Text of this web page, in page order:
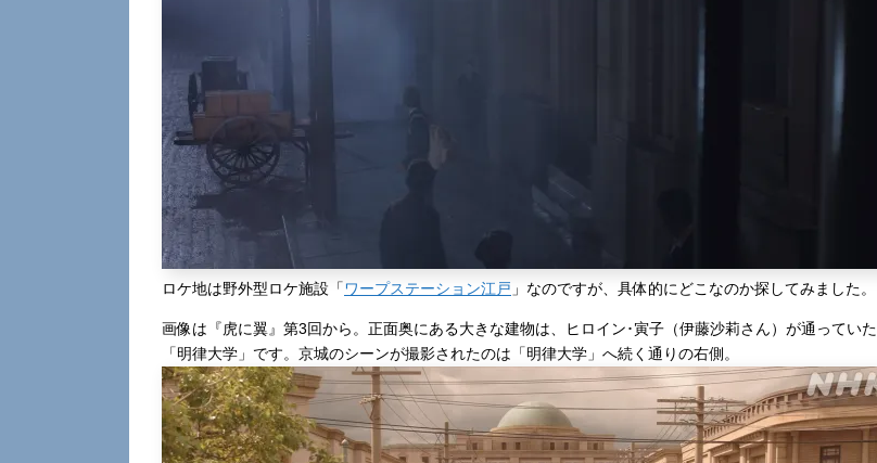
ロケ地は野外型ロケ施設「ワープステーション江戸 」なのですが、具体的にどこなのか探してみました。
画像は『虎に翼』第3回から。正面奥にある大きな建物は、ヒロイン･寅子（伊藤沙莉さん）が通っていた
「明律大学」です。京城のシーンが撮影されたのは「明律大学」へ続く通りの右側。